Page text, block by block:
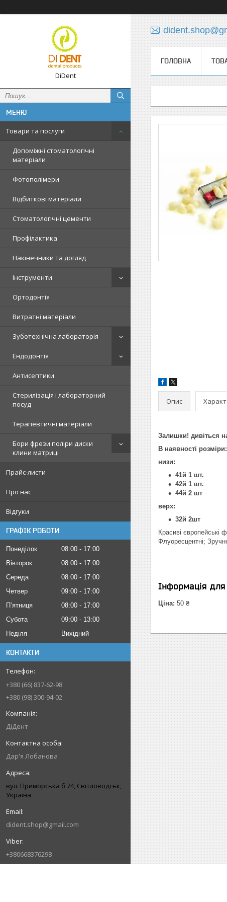
DiDent
Товари та послуги
Допоміжні стоматологічні
матеріали
Фотополімери
Відбиткові матеріали
Стоматологічні цементи
Профілактика
Накінечники та догляд
Інструменти
Ортодонтія
Витратні матеріали
Зуботехнічна лабораторія
Ендодонтія
Антисептики
Стерилізація і лабораторний
посуд
Терапевтичні матеріали
Бори фрези поліри диски
клини матриці
Прайс-листи
Про нас
Відгуки
ГРАФІК РОБОТИ
Понеділок 08:00
17:00
Вівторок
08:00
17:00
Середа
08:00
17:00
Четвер
09:00
17:00
Пʼятниця
08:00
17:00
Субота
09:00
13:00
Неділя
Вихідний
КОНТАКТИ
+380 (66) 837-62-98
+380 (98) 300-94-02
ДіДент
Дар'я Лобанова
вул. Приморська б.74, Світловодськ,
Україна
dident.shop@gmail.com
+380668376298
ГОЛОВНА
Опис
Залишки! дивіться
В наявності розміри:
низи:
41й 1 шт.
42й 1 шт.
44й 2 шт
верх:
32й 2шт
Красиві європейські
Флуоресцентні;
Інформація
Ціна: 50 ₴